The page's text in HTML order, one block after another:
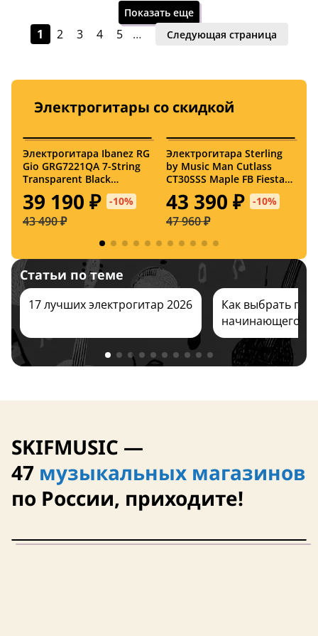
США
кейс в комплекте
22 октября
22 октября 22 октября
Показать еще
1 2 3 4 5 … Следующая страница
Электрогитары со скидкой
Электрогитара Ibanez RG
Gio GRG7221QA 7-String
Transparent Black
Sunburst
39 190 ₽ -10%
43 490 ₽
Электрогитара Sterling
by Music Man Cutlass
CT30SSS Maple FB Fiesta
Red
43 390 ₽ -10%
47 960 ₽
Статьи по теме
17 лучших электрогитар 2026
Как выбрать
начинающего
SKIFMUSIC —
47 музыкальных магазинов
по России, приходите!